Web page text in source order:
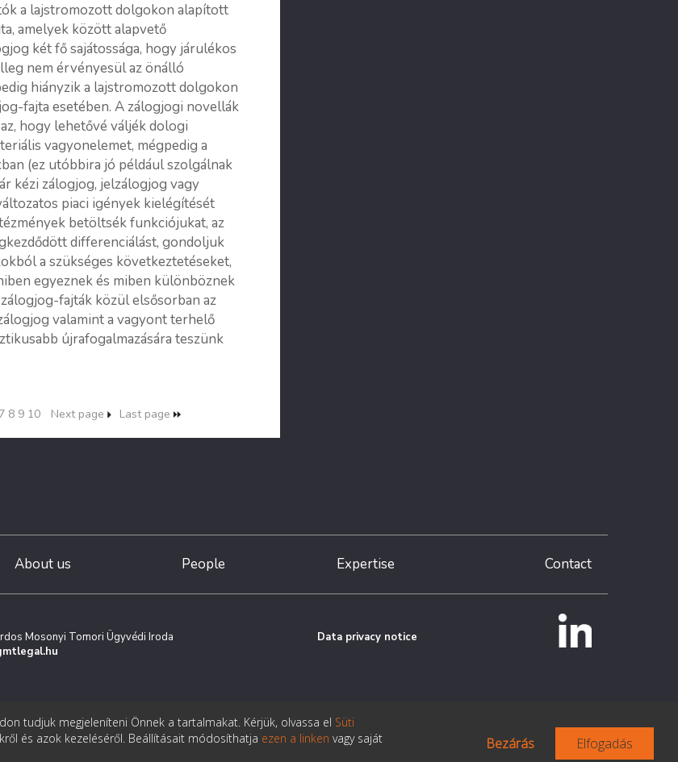
a lajstromozott dolgokon alapított
amelyek között alapvető
két fő sajátossága, hogy járulékos
nem érvényesül az önálló
hiányzik a lajstromozott dolgokon
fajta esetében. A zálogjogi novellák
hogy lehetővé váljék dologi
vagyonelemet, mégpedig a
(ez utóbbira jó például szolgálnak
kézi zálogjog, jelzálogjog vagy
piaci igények kielégítését
betöltsék funkciójukat, az
differenciálást, gondoljuk
a szükséges következtetéseket,
egyeznek és miben különböznek
fajták közül elsősorban az
valamint a vagyont terhelő
újrafogalmazására teszünk
7 8 9 10 Next page Last page
About us People Expertise Contact
Mosonyi Tomori Ügyvédi Iroda
Data privacy notice
Made the page: Pentacom
tudjuk megjeleníteni Önnek a tartalmakat. Kérjük, olvassa el Süti
és azok kezeléséről. Beállításait módosíthatja ezen a linken vagy saját
Bezárás Elfogadás